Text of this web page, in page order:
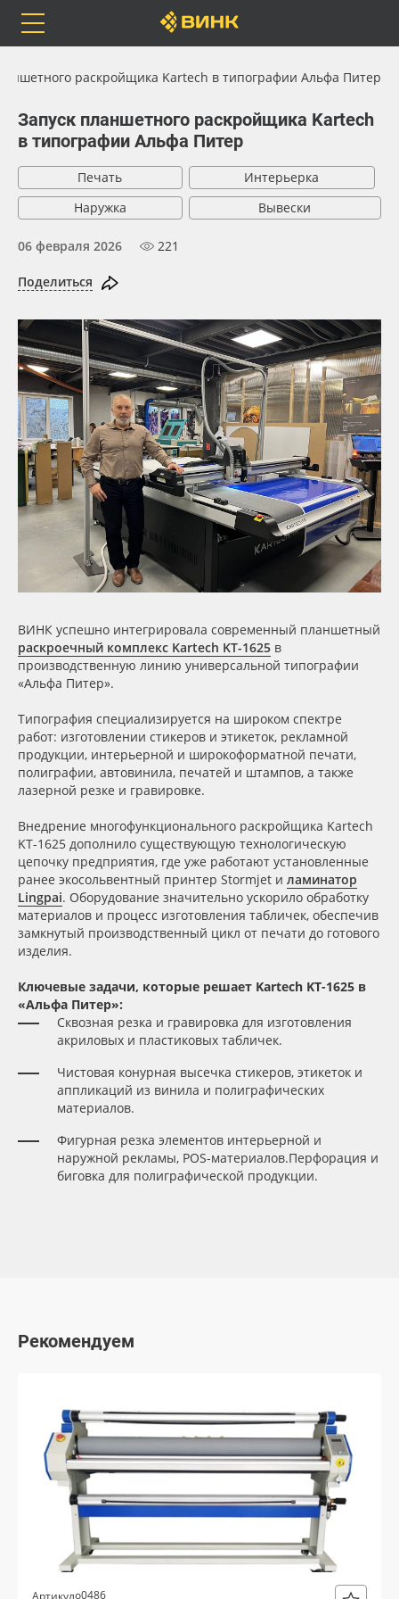
Orafol
Доставка
Оплата
Сервис
Инструкции
Компания
Контакты
Блог
Поставщикам
Избранное
8 800 550 7888
Москва
Весь каталог
Рулонные материалы
Листовые материалы
Чернила
Клей, скотчи и крепёж
Мобильные конструкции и POS-материалы
Профильные системы
Сублимация и термотрансфер
Светотехника
Инженерные пластики
Упаковочные материалы
Оборудование и инструмент
Новинки ассортимента
Oracal 641
Orajet 3640
Плёнка монтажная Oratape
ПЭТ бэклит
Баннер
Заготовки для сувениров
раскройщика Kartech в типографии Альфа Питер
Запуск планшетного раскройщика Kartech
в типографии Альфа Питер
Печать
Наружка
Интерьерка
Вывески
06 февраля 2026 221
Поделиться
ВИНК успешно интегрировала современный планшетный
раскроечный комплекс Kartech KT-1625 в
производственную линию универсальной типографии
«Альфа Питер».
Типография специализируется на широком спектре
работ: изготовлении стикеров и этикеток, рекламной
продукции, интерьерной и широкоформатной печати,
полиграфии, автовинила, печатей и штампов, а также
лазерной резке и гравировке.
Внедрение многофункционального раскройщика Kartech
KT-1625 дополнило существующую технологическую
цепочку предприятия, где уже работают установленные
ранее экосольвентный принтер Stormjet и ламинатор
Lingpai. Оборудование значительно ускорило обработку
материалов и процесс изготовления табличек, обеспечив
замкнутый производственный цикл от печати до готового
изделия.
Ключевые задачи, которые решает Kartech KT-1625 в
«Альфа Питер»:
Сквозная резка и гравировка для изготовления
акриловых и пластиковых табличек.
Чистовая конурная высечка стикеров, этикеток и
аппликаций из винила и полиграфических
материалов.
Фигурная резка элементов интерьерной и
наружной рекламы, POS-материалов.Перфорация и
биговка для полиграфической продукции.
Рекомендуем
Артикуло0486